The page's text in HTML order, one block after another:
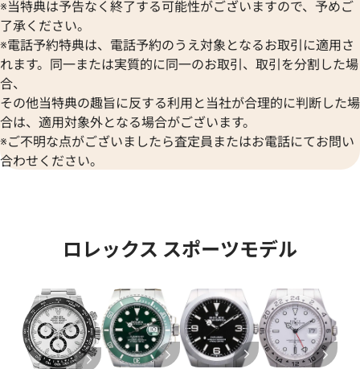
イトジャスト 41 126333 シ
格
時点の参考買取価格です
ロレックス デイトジャスト
参考買取価格
1,974,000円
※2024年6月9日時点の参考買
※当特典は予告なく終了する可能性がございますので、予めご
了承ください。
※電話予約特典は、電話予約のうえ対象となるお取引に適用さ
れます。同一または実質的に同一のお取引、取引を分割した場
合、
その他当特典の趣旨に反する利用と当社が合理的に判断した場
合は、適用対象外となる場合がございます。
※ご不明な点がございましたら査定員またはお電話にてお問い
合わせください。
ロレックス スポーツモデル